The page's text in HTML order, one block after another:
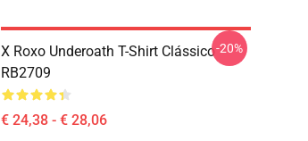
X Roxo Underoath T-Shirt Clássico
RB2709
€ 24,38 - € 28,06
-20%